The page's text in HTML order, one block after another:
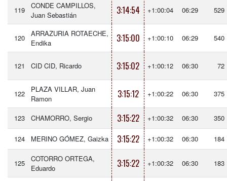
119
CONDE CAMPILLOS,
Juan Sebastián
3:14:54 +1:00:04 06:29 529
120
ARRAZURIA ROTAECHE,
Endika
3:15:00 +1:00:10 06:29 540
121 CID CID, Ricardo 3:15:02 +1:00:12 06:30 72
122
PLAZA VILLAR, Juan
Ramon
3:15:12 +1:00:22 06:30 375
123 CHAMORRO, Sergio 3:15:22 +1:00:32 06:30 350
124 MERINO GÓMEZ, Gaizka 3:15:22 +1:00:32 06:30 184
125
COTORRO ORTEGA,
Eduardo
3:15:22 +1:00:32 06:30 183